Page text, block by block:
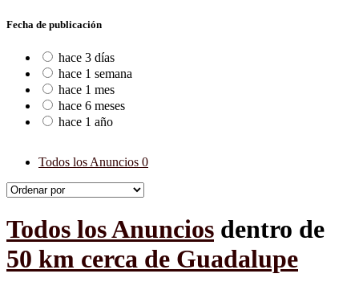
Fecha de publicación
hace 3 días
hace 1 semana
hace 1 mes
hace 6 meses
hace 1 año
Todos los Anuncios 0
Todos los Anuncios dentro de
50 km cerca de Guadalupe